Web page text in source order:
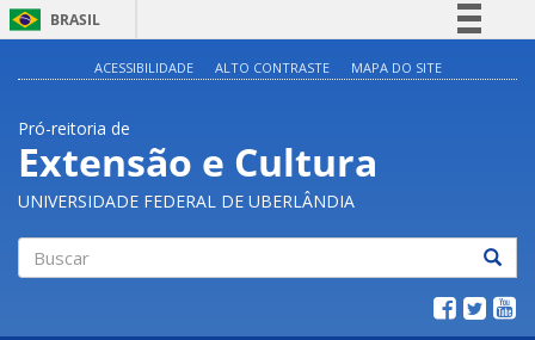
BRASIL
Acesso à informação
Legislação
Canais
ACESSIBILIDADE ALTO CONTRASTE MAPA DO SITE
Pró-reitoria de
Extensão e Cultura
UNIVERSIDADE FEDERAL DE UBERLÂNDIA